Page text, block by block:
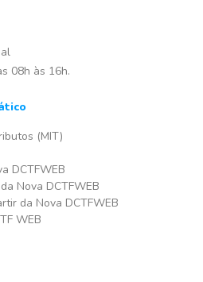
08h às 16h.
(MIT)
DCTFWEB
Nova DCTFWEB
da Nova DCTFWEB
WEB